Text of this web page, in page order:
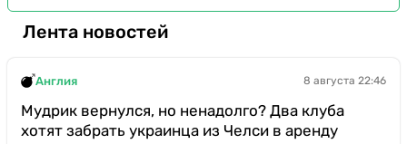
Лента новостей
Англия 8 августа 22:46
Мудрик вернулся, но ненадолго? Два клуба
хотят забрать украинца из Челси в аренду